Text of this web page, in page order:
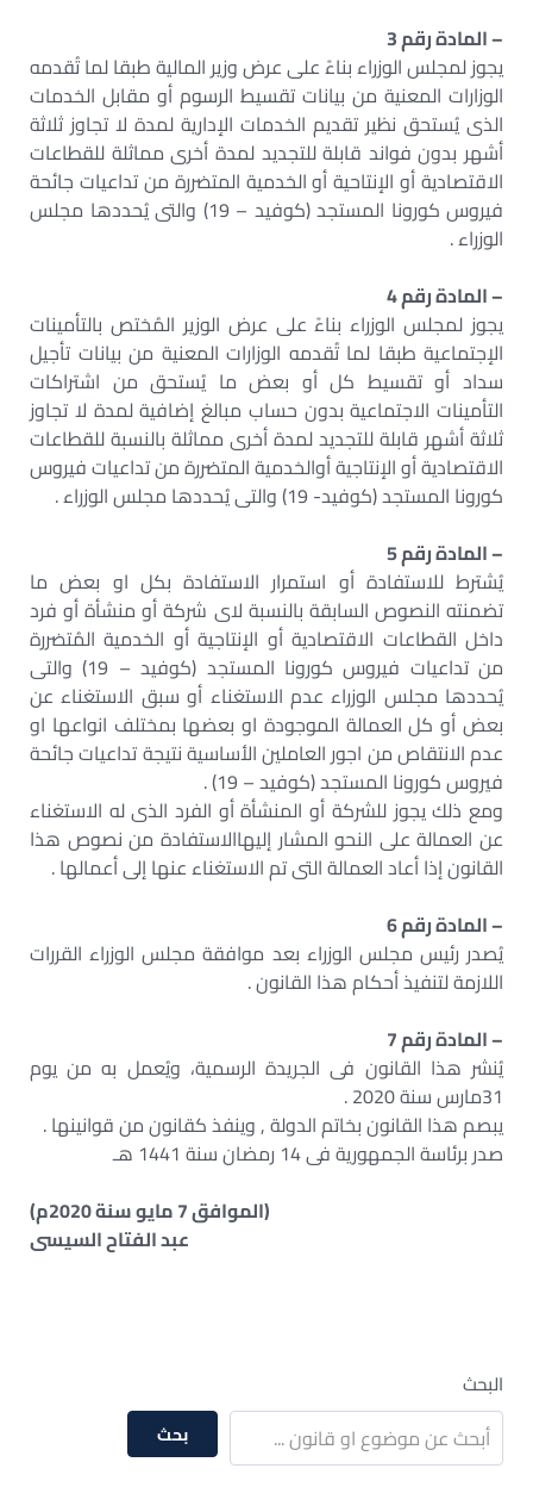
– المادة رقم 3
يجوز لمجلس الوزراء بناءً علی عرض وزير المالية طبقا لما تُقدمه
الوزارات المعنية من بیانات تقسيط الرسوم أو مقابل الخدمات
الذى يُستحق نظیر تقديم الخدمات الإدارية لمدة لا تجاوز ثلاثة
أشهر بدون فواند قابلة للتجديد لمدة أخرى مماثلة للقطاعات
الاقتصادية أو الإنتاحية أو الخدمية المتضررة من تداعیات جائحة
فیروس کورونا المستجد (كوفيد – 19) والتى يُحددها مجلس
الوزراء .
– المادة رقم 4
يجوز لمجلس الوزراء بناءً على عرض الوزير المُختص بالتأمينات
الإجتماعية طبقا لما تُقدمه الوزارات المعنية من بیانات تأجیل
سداد أو تقسيط كل أو بعض ما يُستحق من اشتراكات
التأمينات الاجتماعية بدون حساب مبالغ إضافية لمدة لا تجاوز
ثلاثة أشهر قابلة للتجديد لمدة أخری مماثلة بالنسبة للقطاعات
الاقتصادية أو الإنتاجية أوالخدمية المتضررة من تداعیات فیروس
کورونا المستجد (كوفيد- 19) والتی يُحددها مجلس الوزراء .
– المادة رقم 5
يُشترط للاستفادة أو استمرار الاستفادة بكل او بعض ما
تضمنته النصوص السابقة بالنسبة لاى شركة أو منشأة أو فرد
داخل القطاعات الاقتصادية أو الإنتاجية أو الخدمية المُتضررة
من تداعیات فیروس کورونا المستجد (كوفيد – 19) والتی
يُحددها مجلس الوزراء عدم الاستغناء أو سبق الاستغناء عن
بعض أو کل العمالة الموجودة او بعضها بمختلف انواعها او
عدم الانتقاص من اجور العاملين الأساسية نتيجة تداعيات جائحة
فيروس كورونا المستجد (كوفيد – 19) .
ومع ذلك يجوز للشركة أو المنشأة أو الفرد الذى له الاستغناء
عن العمالة على النحو المشار إليهاالاستفادة من نصوص هذا
القانون إذا أعاد العمالة التى تم الاستغناء عنها إلى أعمالها .
– المادة رقم 6
يُصدر رئیس مجلس الوزراء بعد موافقة مجلس الوزراء القررات
اللازمة لتنفيذ أحكام هذا القانون .
– المادة رقم 7
يُنشر هذا القانون فى الجريدة الرسمية، ويُعمل به من يوم
31مارس سنة 2020 .
يبصم هذا القانون بخاتم الدولة , وينفذ كقانون من قوانينها .
صدر برئاسة الجمهورية فى 14 رمضان سنة 1441 هـ
(الموافق 7 مايو سنة 2020م)
عبد الفتاح السيسى
البحث
بحث